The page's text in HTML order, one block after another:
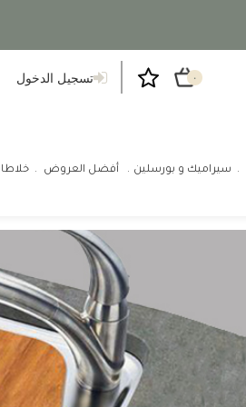
تسجيل الدخول ٠
سيراميك و بورسلين أفضل العروض